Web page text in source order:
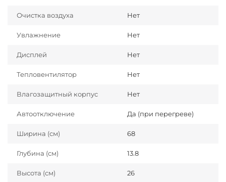
Очистка воздуха Нет
Увлажнение Нет
Дисплей Нет
Тепловентилятор Нет
Влагозащитный корпус Нет
Автоотключение Да (при перегреве)
Ширина (см) 68
Глубина (см) 13.8
Высота (см) 26